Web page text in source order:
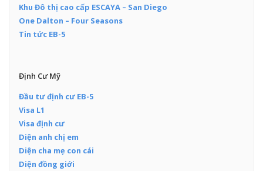
Khu Đô thị cao cấp ESCAYA – San Diego
One Dalton – Four Seasons
Tin tức EB-5
Định Cư Mỹ
Đầu tư định cư EB-5
Visa L1
Visa định cư
Diện anh chị em
Diện cha mẹ con cái
Diện đồng giới